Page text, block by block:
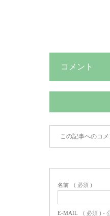
コメント
この記事へのコメ
名前 ( 必須 )
E-MAIL ( 必須 ) -